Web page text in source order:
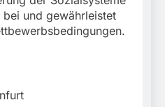
bei und gewährleistet